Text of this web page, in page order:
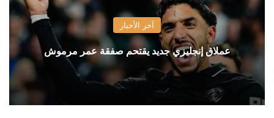
آخر الأخبار
عملاق إنجليزي جديد يقتحم صفقة عمر مرموش